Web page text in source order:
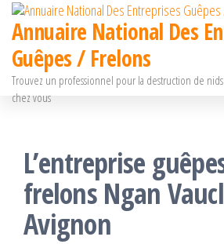
Passer
contenu
Annuaire National Des
Guêpes / Frelons
Trouvez un professionnel pour la destruction de
chez vous
L’entreprise
frelons Ngan
Avignon